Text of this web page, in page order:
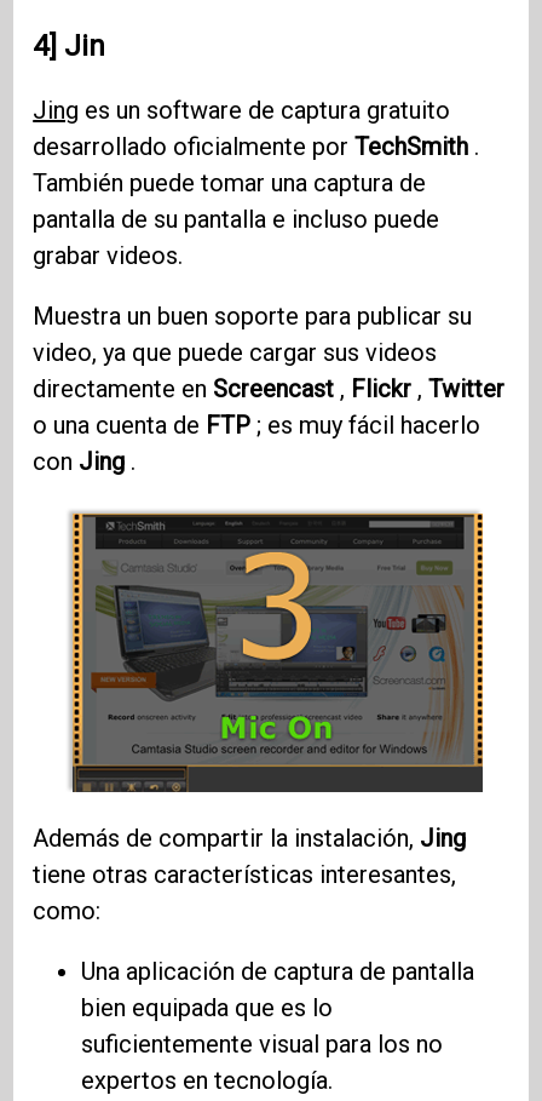
4] Jin
Jing es un software de captura gratuito
desarrollado oficialmente porTechSmith .
También puede tomar una captura de
pantalla de su pantalla e incluso puede
grabar videos.
Muestra un buen soporte para publicar su
video, ya que puede cargar sus videos
directamente en Screencast , Flickr ,Twitter
o una cuenta de FTP ; es muy fácil hacerlo
con Jing .
Además de compartir la instalación, Jing
tiene otras características interesantes,
como:
Una aplicación de captura de pantalla
bien equipada que es lo
suficientemente visual para los no
expertos en tecnología.